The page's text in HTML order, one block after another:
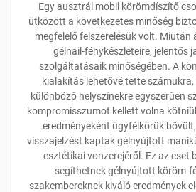
Egy ausztrál mobil körömdíszítő
ütközött a következetes minőség
megfelelő felszerelésük volt. Miután
gélnail-fénykészleteire, jelentős
szolgáltatásaik minőségében. A
kialakítás lehetővé tette
különböző helyszínekre egyszerűen
kompromisszumot kellett volna
eredményeként ügyfélkörük
visszajelzést kaptak gélnyújtott
esztétikai vonzerejéről. Ez az eset
segíthetnek gélnyújtott köröm-
szakembereknek kiváló eredmények